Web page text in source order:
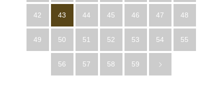
42 43 44 45 46 47 48
49 50 51 52 53 54 55
56 57 58 59